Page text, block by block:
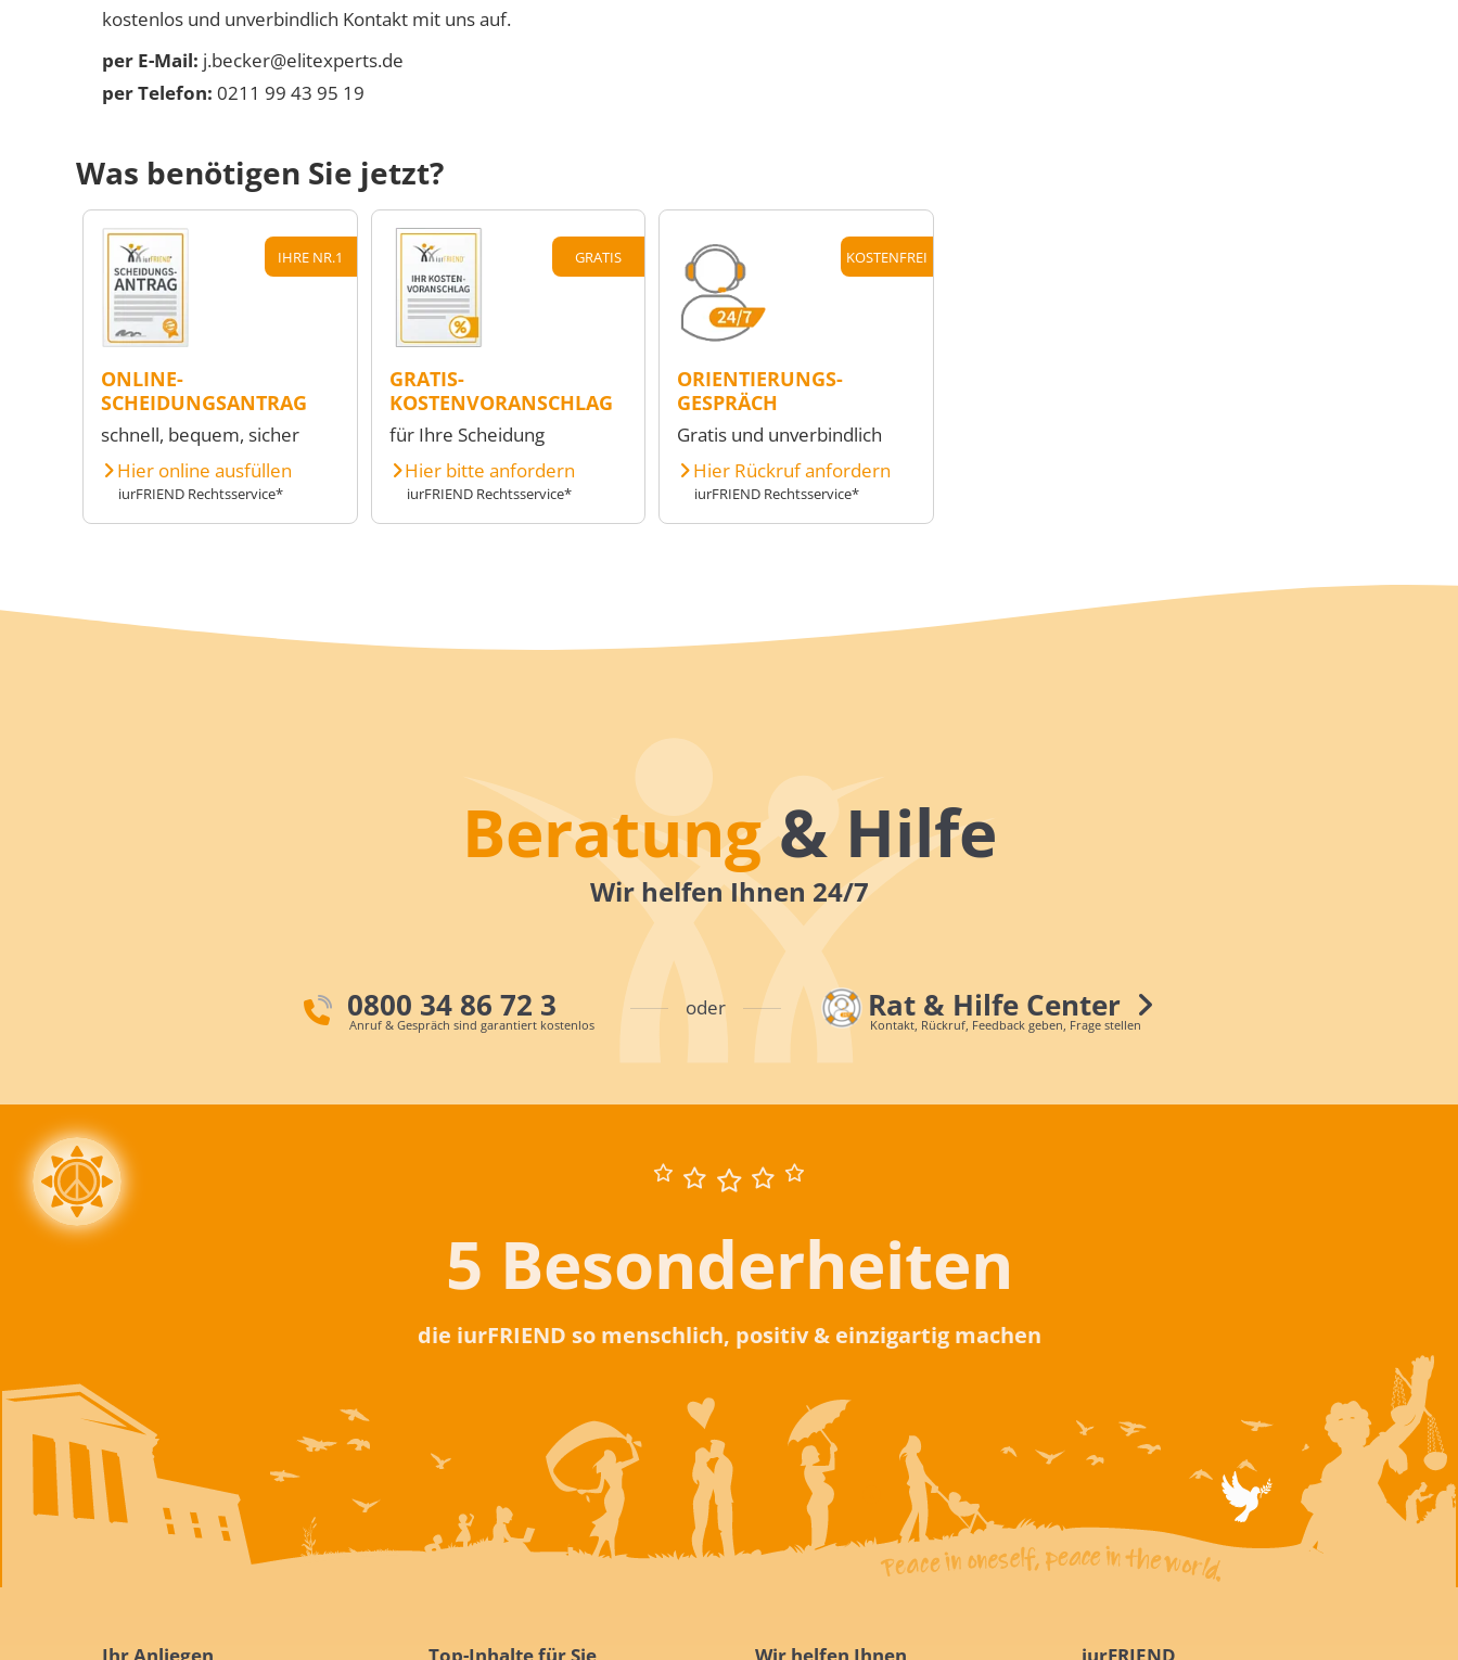
kostenlos und unverbindlich Kontakt mit uns auf.
per E-Mail: j.becker@elitexperts.de
per Telefon: 0211 99 43 95 19
Was benötigen Sie jetzt?
IHRE NR.1
ONLINE-
SCHEIDUNGSANTRAG
schnell, bequem, sicher
Hier online ausfüllen
iurFRIEND Rechtsservice*
GRATIS
GRATIS-
KOSTENVORANSCHLAG
für Ihre Scheidung
Hier bitte anfordern
iurFRIEND Rechtsservice*
KOSTENFREI
ORIENTIERUNGS-
GESPRÄCH
Gratis und unverbindlich
Hier Rückruf anfordern
iurFRIEND Rechtsservice*
Beratung& Hilfe
Wir helfen Ihnen 24/7
0800 34 86 72 3
Anruf & Gespräch sind garantiert kostenlos
oder Rat & Hilfe Center
Kontakt, Rückruf, Feedback geben, Frage stellen
5 Besonderheiten
die iurFRIEND so menschlich, positiv & einzigartig machen